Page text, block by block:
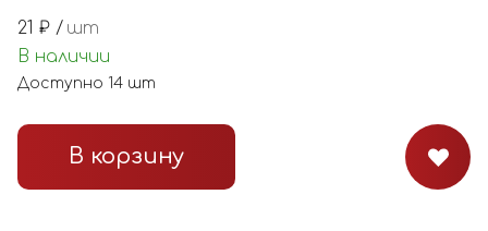
21 ₽ / шт
В наличии
Доступно 14 шт
В корзину